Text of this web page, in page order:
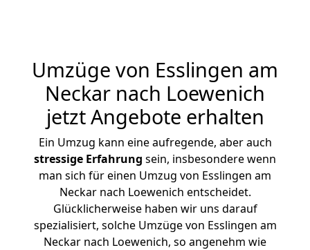
Umzüge von Esslingen am
Neckar nach Loewenich
jetzt Angebote erhalten
Ein Umzug kann eine aufregende, aber auch
stressige Erfahrung sein, insbesondere wenn
man sich für einen Umzug von Esslingen am
Neckar nach Loewenich entscheidet.
Glücklicherweise haben wir uns darauf
spezialisiert, solche Umzüge von Esslingen am
Neckar nach Loewenich, so angenehm wie